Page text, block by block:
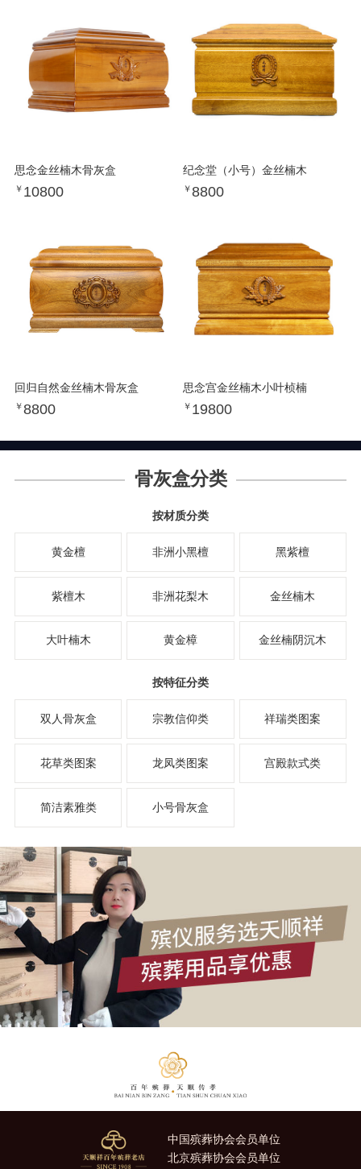
思念金丝楠木骨灰盒
￥ 10800
纪念堂（小号）金丝楠木
￥8800
回归自然金丝楠木骨灰盒
￥8800
思念宫金丝楠木小叶桢楠
￥ 19800
骨灰盒分类
按材质分类
黄金檀 非洲小黑檀 黑紫檀
紫檀木 非洲花梨木 金丝楠木
大叶楠木 黄金樟 金丝楠阴沉木
按特征分类
双人骨灰盒 宗教信仰类 祥瑞类图案
花草类图案 龙凤类图案 宫殿款式类
简洁素雅类 小号骨灰盒
中国殡葬协会会员单位
北京殡葬协会会员单位